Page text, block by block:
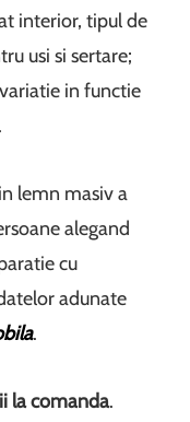
interior, tipul de
usi si sertare;
in functie
lemn masiv a
alegand
cu
adunate
.
la comanda.